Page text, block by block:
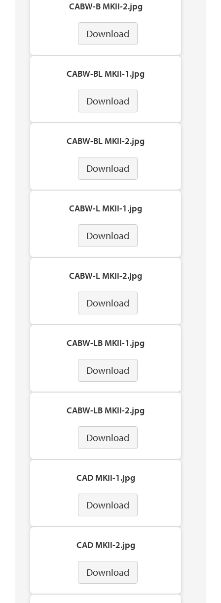
CABW-B MKII-2.jpg
Download
CABW-BL MKII-1.jpg
Download
CABW-BL MKII-2.jpg
Download
CABW-L MKII-1.jpg
Download
CABW-L MKII-2.jpg
Download
CABW-LB MKII-1.jpg
Download
CABW-LB MKII-2.jpg
Download
CAD MKII-1.jpg
Download
CAD MKII-2.jpg
Download